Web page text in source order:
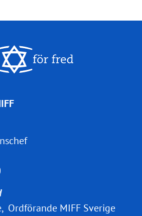
Ordförande MIFF Sverige